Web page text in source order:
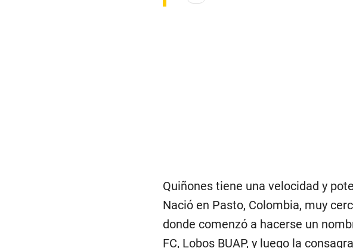
Quiñones tiene una velocidad y
Nació en Pasto, Colombia, muy
donde comenzó a hacerse un
FC, Lobos BUAP, y luego la